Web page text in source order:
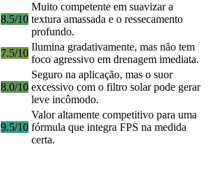
8.5/10
Muito competente em suavizar a
textura amassada e o ressecamento
profundo.
7.5/10
Ilumina gradativamente, mas não tem
foco agressivo em drenagem imediata.
8.0/10
Seguro na aplicação, mas o suor
excessivo com o filtro solar pode gerar
leve incômodo.
9.5/10
Valor altamente competitivo para uma
fórmula que integra FPS na medida
certa.